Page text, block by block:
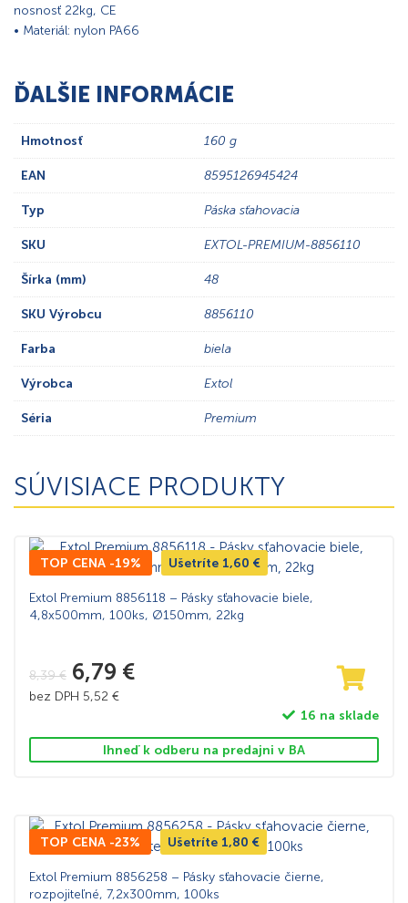
nosnosť 22kg, CE
• Materiál: nylon PA66
ĎALŠIE INFORMÁCIE
Hmotnosť 160 g
EAN 8595126945424
Typ Páska sťahovacia
SKU EXTOL-PREMIUM-8856110
Šírka (mm) 48
SKU Výrobcu 8856110
Farba biela
Výrobca Extol
Séria Premium
SÚVISIACE PRODUKTY
TOP CENA -19% Ušetríte 1,60 €
Extol Premium 8856118 – Pásky sťahovacie biele,
4,8x500mm, 100ks, Ø150mm, 22kg
8,39€ 6,79 €
bez DPH 5,52 €
16 na sklade
Ihneď k odberu na predajni v BA
TOP CENA -23% Ušetríte 1,80 €
Extol Premium 8856258 – Pásky sťahovacie čierne,
rozpojiteľné, 7,2x300mm, 100ks